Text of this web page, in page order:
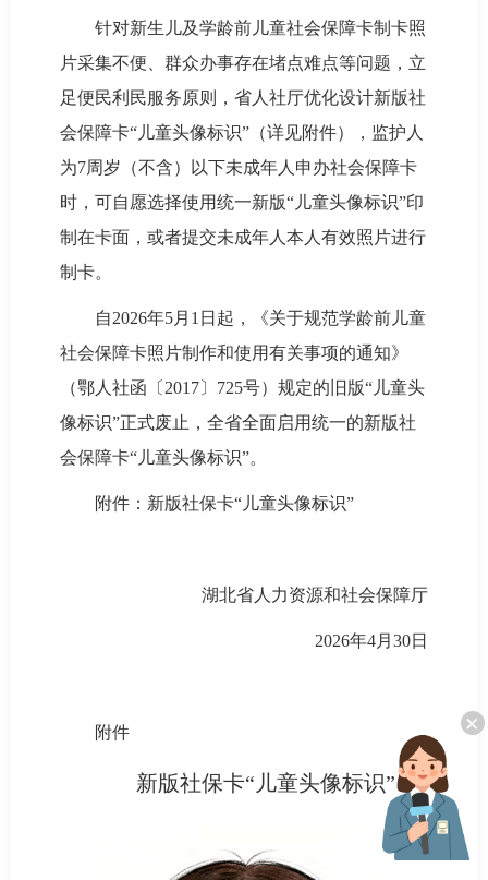
×
针对新生儿及学龄前儿童社会保障卡制卡照
片采集不便、群众办事存在堵点难点等问题，立
足便民利民服务原则，省人社厅优化设计新版社
会保障卡“儿童头像标识”（详见附件），监护人
为7周岁（不含）以下未成年人申办社会保障卡
时，可自愿选择使用统一新版“儿童头像标识”印
制在卡面，或者提交未成年人本人有效照片进行
制卡。
自2026年5月1日起，《关于规范学龄前儿童
社会保障卡照片制作和使用有关事项的通知》
（鄂人社函〔2017〕725号）规定的旧版“儿童头
像标识”正式废止，全省全面启用统一的新版社
会保障卡“儿童头像标识”。
附件：新版社保卡“儿童头像标识”
湖北省人力资源和社会保障厅
2026年4月30日
附件
新版社保卡“儿童头像标识”